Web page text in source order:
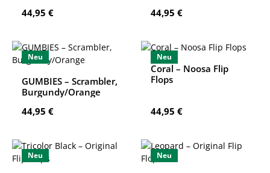
Regulärer Preis:
44,95 €
Regulärer Preis:
44,95 €
Neu
GUMBIES – Scrambler,
Burgundy/Orange
Regulärer Preis:
44,95 €
Neu
Coral – Noosa Flip
Flops
Regulärer Preis:
44,95 €
Neu Neu